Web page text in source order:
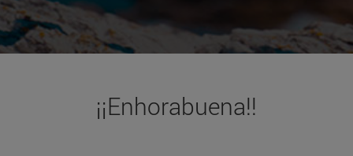
¡¡Enhorabuena!!